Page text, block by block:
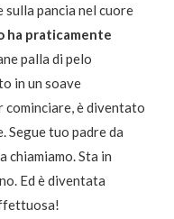
pancia nel cuore
ha praticamente
palla di pelo
in un soave
cominciare, è diventato
Segue tuo padre da
chiamiamo. Sta in
Ed è diventata